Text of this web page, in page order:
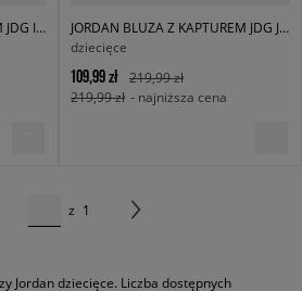
JORDAN BLUZA Z KAPTUREM JDG ICON PLAY U
JORDAN BLUZA Z KAPTUREM JDG JUMPMAN CORE PO GIRL
dziecięce
109,99 zł
219,99 zł
219,99 zł - najniższa cena
z 1
Jordan dziecięce. Liczba dostępnych